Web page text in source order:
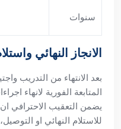
سنوات
الانجاز النهائي
بعد الانتهاء من التدريب
المتابعة الفورية لانهاء
يضمن التعقيب الاحترافي
للاستلام النهائي او